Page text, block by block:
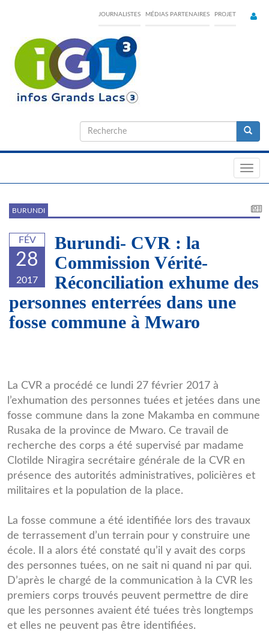
content
JOURNALISTES MÉDIAS PARTENAIRES PROJET
Formulaire
de
BURUNDI
FÉV
28
2017
Burundi- CVR : la
Commission Vérité-
Réconciliation exhume des
personnes enterrées dans une
fosse commune à Mwaro
La CVR a procédé ce lundi 27 février 2017 à
l’exhumation des personnes tuées et jetées dans une
fosse commune dans la zone Makamba en commune
Rusaka de la province de Mwaro. Ce travail de
recherche des corps a été supervisé par madame
Clotilde Niragira secrétaire générale de la CVR en
présence des autorités administratives, policières et
militaires et la population de la place.
La fosse commune a été identifiée lors des travaux
de terrassement d’un terrain pour y construire une
école. Il a alors été constaté qu’il y avait des corps
des personnes tuées, on ne sait ni quand ni par qui.
D’après le chargé de la communication à la CVR les
premiers corps trouvés peuvent permettre de dire
que les personnes avaient été tuées très longtemps
et elles ne peuvent pas être identifiées.